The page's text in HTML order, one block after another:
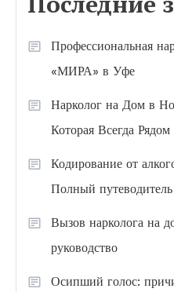
Профессиональная
«МИРА» в Уфе
Нарколог на Дом в
Которая Всегда Рядом
Кодирование от
Полный путеводитель
Вызов нарколога на
руководство
Осипший голос: